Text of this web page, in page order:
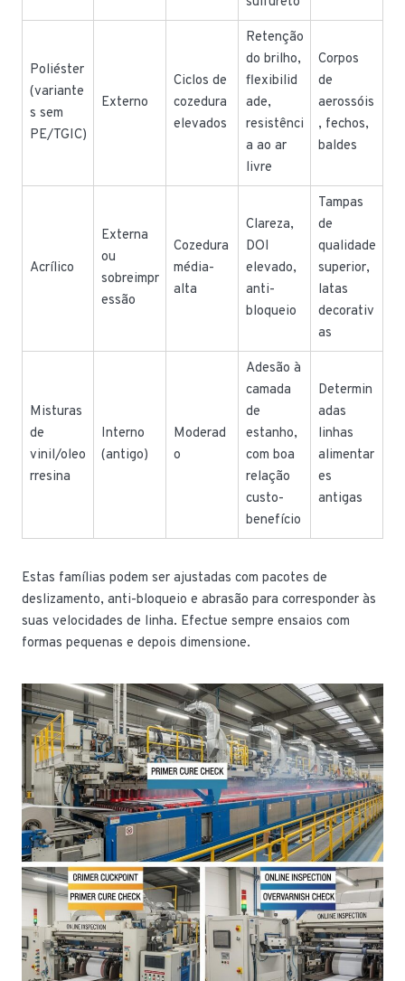
Poliéster
(variante
s sem
PE/TGIC)
Externo
Ciclos de
cozedura
elevados
Retenção
do brilho,
flexibilid
ade,
resistênci
a ao ar
livre
Corpos
de
aerossóis
, fechos,
baldes
Acrílico
Externa
ou
sobreimpr
essão
Cozedura
média-
alta
Clareza,
DOI
elevado,
anti-
bloqueio
Tampas
de
qualidade
superior,
latas
decorativ
as
Misturas
de
vinil/oleo
rresina
Interno
(antigo)
Moderad
o
Adesão à
camada
de
estanho,
com boa
relação
custo-
benefício
Determin
adas
linhas
alimentar
es
antigas
Estas famílias podem ser ajustadas com pacotes de
deslizamento, anti-bloqueio e abrasão para corresponder às
suas velocidades de linha. Efectue sempre ensaios com
formas pequenas e depois dimensione.